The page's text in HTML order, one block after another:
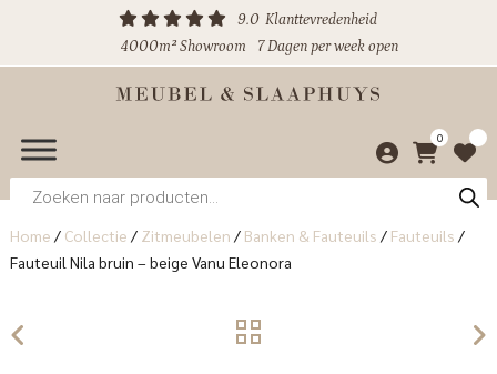
9.0 Klanttevredenheid
4000m² Showroom
7 Dagen per week open
0
Producten
zoeken
Home / Collectie / Zitmeubelen / Banken & Fauteuils / Fauteuils /
Fauteuil Nila bruin – beige Vanu Eleonora